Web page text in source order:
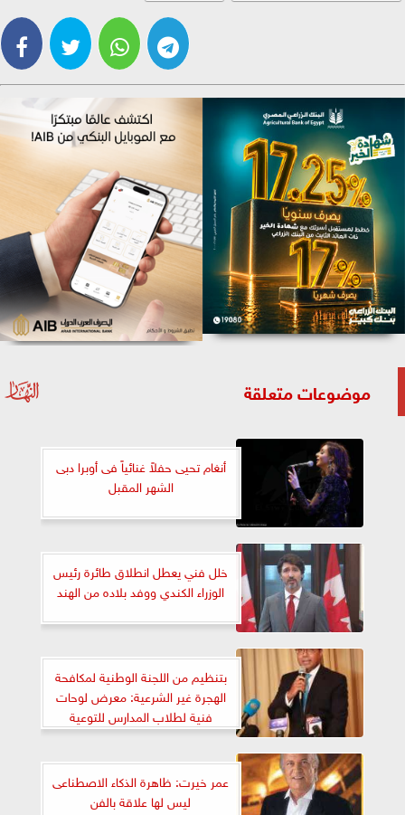
موضوعات متعلقة
أنغام تحيى حفلاً غنائياً فى أوبرا دبى
الشهر المقبل
خلل فني يعطل انطلاق طائرة رئيس
الوزراء الكندي ووفد بلاده من الهند
بتنظيم من اللجنة الوطنية لمكافحة
الهجرة غير الشرعية: معرض لوحات
فنية لطلاب المدارس للتوعية
بمخاطرالظاهرة
عمر خيرت: ظاهرة الذكاء الاصطناعى
ليس لها علاقة بالفن